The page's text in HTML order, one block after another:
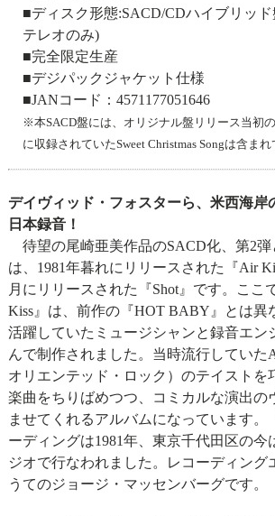
■ディスク形態:SACD/CDハイブリッ
テレオのみ)
■完全限定生産
■デジパックジャケット仕様
■JANコード：4571177051646
※本SACD盤には、オリジナル盤リリース当初
に収録されていたSweet Christmas Songは含まれ
デイヴィッド・フォスターら、米西海岸
日本録音！
待望の尾崎亜美作品のSACD化、第2弾
は、1981年暮れにリリースされた『Air
月にリリースされた『Shot』です。ここ
Kiss』は、前作の『HOT BABY』とは異
活躍していたミュージシャンと録音エン
んで制作されました。当時流行していた
オリエンテッド・ロック）のテイストを
楽曲をちりばめつつ、コミカルな演出の
ませてくれるアルバムになっています。
ーディングは1981年、東京千代田区の今
ジオで行なわれました。レコーディング
うてのジョージ・マッセンバーグです。